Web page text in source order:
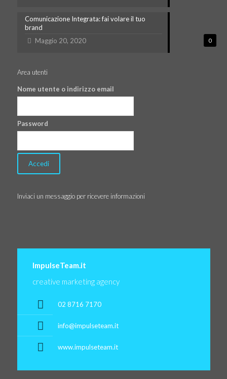
0
Comunicazione Integrata: fai volare il tuo
brand
Maggio 20, 2020
Area utenti
Nome utente o indirizzo email
Password
Inviaci un messaggio per ricevere informazioni
ImpulseTeam.it
creative marketing agency
02 8716 7170
info@impulseteam.it
www.impulseteam.it